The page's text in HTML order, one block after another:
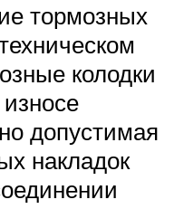
тормозных
колодки
допустимая
накладок